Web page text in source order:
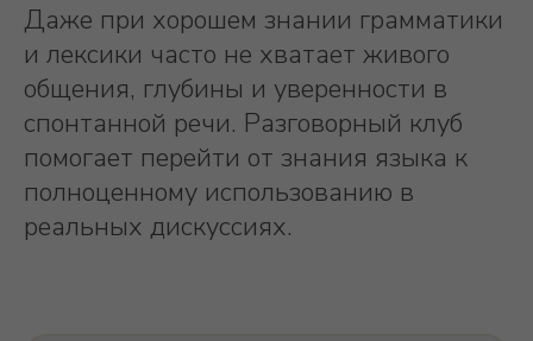
Даже при хорошем знании грамматики
и лексики часто не хватает живого
общения, глубины и уверенности в
спонтанной речи. Разговорный клуб
помогает перейти от знания языка к
полноценному использованию в
реальных дискуссиях.